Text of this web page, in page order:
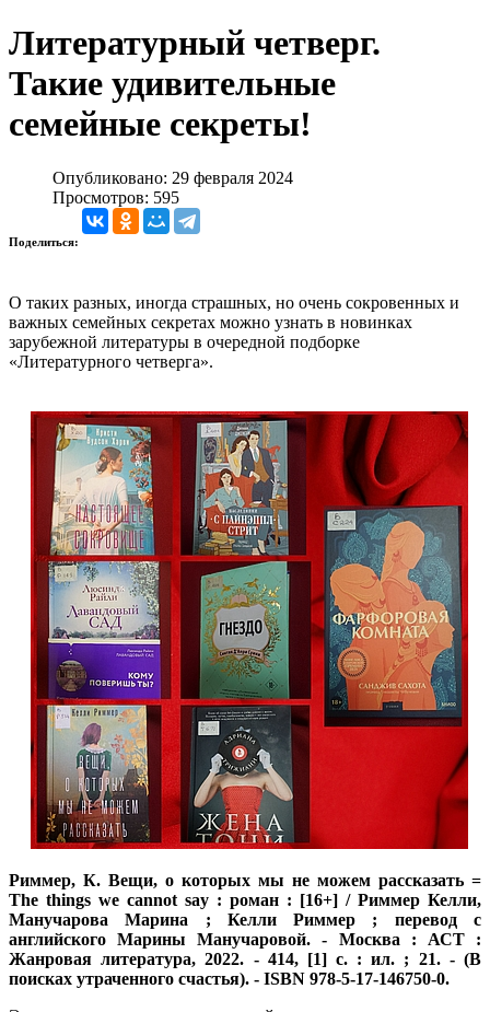
Литературный четверг.
Такие удивительные
семейные секреты!
Опубликовано: 29 февраля 2024
Просмотров: 595
Поделиться:
О таких разных, иногда страшных, но очень сокровенных и
важных семейных секретах можно узнать в новинках
зарубежной литературы в очередной подборке
«Литературного четверга».
Риммер, К. Вещи, о которых мы не можем рассказать =
The things we cannot say : роман : [16+] / Риммер Келли,
Манучарова Марина ; Келли Риммер ; перевод с
английского Марины Манучаровой. - Москва : АСТ :
Жанровая литература, 2022. - 414, [1] с. : ил. ; 21. - (В
поисках утраченного счастья). - ISBN 978-5-17-146750-0.